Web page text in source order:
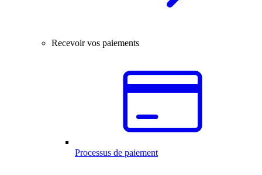
Recevoir vos paiements
Processus de paiement